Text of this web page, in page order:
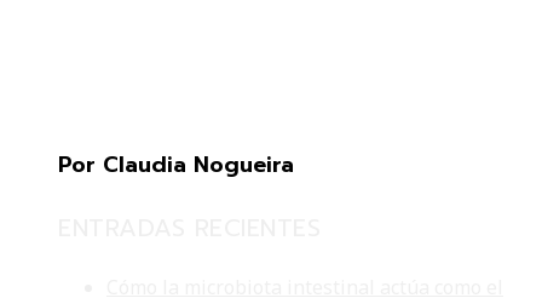
Por Claudia Nogueira